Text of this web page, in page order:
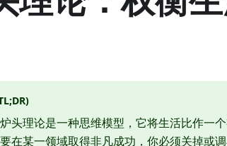
炉头理论是一种思维模型，它将生活比作一
在某一领域取得非凡成功，你必须关掉或